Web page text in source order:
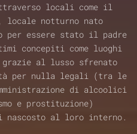
locali come il
locale notturno nato
per essere stato il padre
concepiti come luoghi
al lusso sfrenato
per nulla legali (tra le
di alcoolici
e prostituzione)
di nascosto al loro interno.